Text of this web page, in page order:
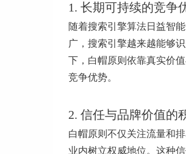
1. 长期可持续的竞争
随着搜索引擎算法日益智
广，搜索引擎越来越能够
下，白帽原则依靠真实价
竞争优势。
2. 信任与品牌价值的
白帽原则不仅关注流量和
业内树立权威地位。这种